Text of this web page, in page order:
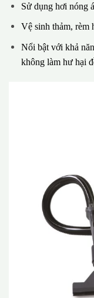
Sử dụng hơi nóng
Vệ sinh thảm, rèm
Nổi bật với khả
không làm hư hại